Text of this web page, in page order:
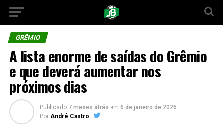
GRÊMIO
A lista enorme de saídas do Grêmio
e que deverá aumentar nos
próximos dias
Publicado 7 meses atrás em 6 de janeiro de 2026
Por André Castro